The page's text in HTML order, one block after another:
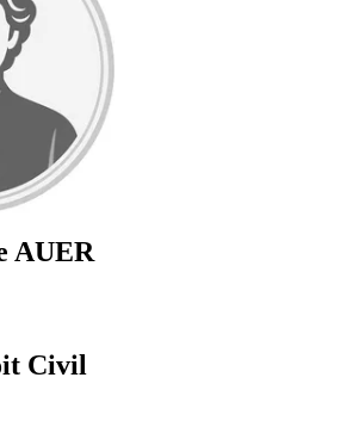
AUER
Civil